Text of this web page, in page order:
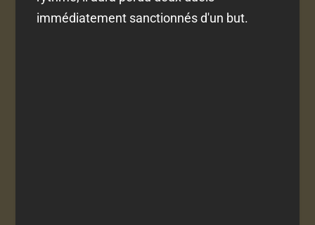
immédiatement sanctionnés d'un but.